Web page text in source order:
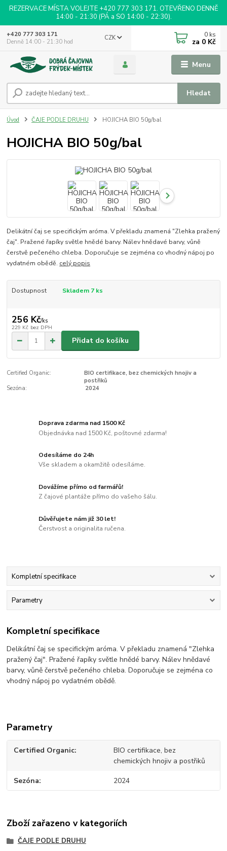
REZERVACE MÍSTA VOLEJTE +420 777 303 171. OTEVŘENO DENNĚ
14:00 - 21:30 (PÁ a SO 14:00 - 22:30).
Menu
CZK
Hledat
+420 777 303 171
Denně 14:00 - 21:30 hod
0 ks
za 0 Kč
Úvod ČAJE PODLE DRUHU HOJICHA BIO 50g/bal
HOJICHA BIO 50g/bal
Delikátní čaj se specifickým aróma. V překladu znamená "Zlehka pražený
čaj". Pražené řapíky světle hnědé barvy. Nálev hnědavé barvy, vůně
čerstvě pečeného chleba. Doporučuje se zejména co vhodný nápoj po
vydatném obědě. celý popis
Dostupnost Skladem 7 ks
256 Kč/ks
229 Kč bez DPH
Přidat do košíku
Certified Organic:
BIO certifikace, bez chemických hnojiv a
postřiků
Sezóna:
2024
Doprava zdarma nad 1500 Kč
Objednávka nad 1500 Kč, poštovné zdarma!
Odesíláme do 24h
Vše skladem a okamžitě odesíláme.
Dovážíme přímo od farmářů!
Z čajové plantáže přímo do vašeho šálu.
Důvěřujete nám již 30 let!
Čerstvost a originalita ručena.
Kompletní specifikace
Parametry
Kompletní specifikace
Delikátní čaj se specifickým aróma. V překladu znamená "Zlehka
pražený čaj". Pražené řapíky světle hnědé barvy. Nálev hnědavé
barvy, vůně čerstvě pečeného chleba. Doporučuje se zejména co
vhodný nápoj po vydatném obědě.
Parametry
Certified Organic
BIO certifikace, bez
chemických hnojiv a postřiků
Sezóna 2024
Zboží zařazeno v kategoriích
ČAJE PODLE DRUHU